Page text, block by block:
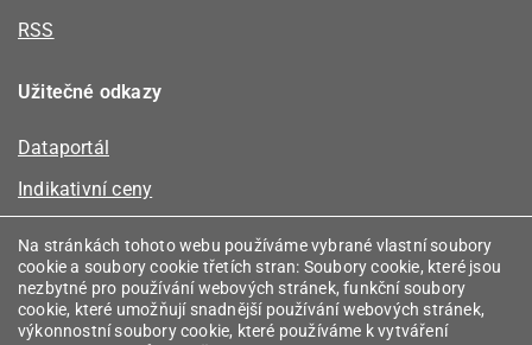
RSS
Užitečné odkazy
Dataportál
Indikativní ceny
Registr energetických společenství
Registr zprostředkovatelů
Na stránkách tohoto webu používáme vybrané vlastní soubory
cookie a soubory cookie třetích stran: Soubory cookie, které jsou
nezbytné pro používání webových stránek, funkční soubory
cookie, které umožňují snadnější používání webových stránek,
výkonnostní soubory cookie, které používáme k vytváření